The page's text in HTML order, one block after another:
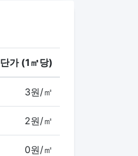
단가 (1㎡당)
3원/㎡
2원/㎡
0원/㎡